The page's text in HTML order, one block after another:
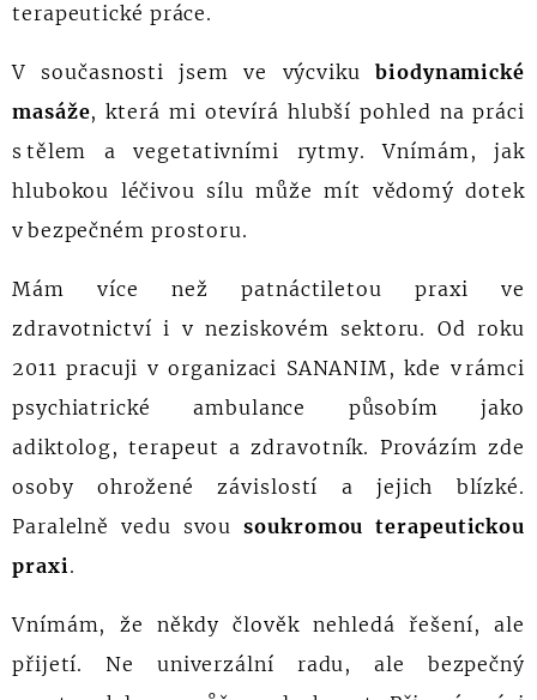
terapeutické práce.
V současnosti jsem ve výcvikubiodynamické
masáže, která mi otevírá hlubší pohled na práci
s tělem a vegetativními rytmy. Vnímám, jak
hlubokou léčivou sílu může mít vědomý dotek
v bezpečném prostoru.
Mám více než patnáctiletou praxi ve
zdravotnictví i v neziskovém sektoru. Od roku
2011 pracuji v organizaci SANANIM, kde v rámci
psychiatrické ambulance působím jako
adiktolog, terapeut a zdravotník. Provázím zde
osoby ohrožené závislostí a jejich blízké.
Paralelně vedu svousoukromou terapeutickou
praxi.
Vnímám, že někdy člověk nehledá řešení, ale
přijetí. Ne univerzální radu, ale bezpečný